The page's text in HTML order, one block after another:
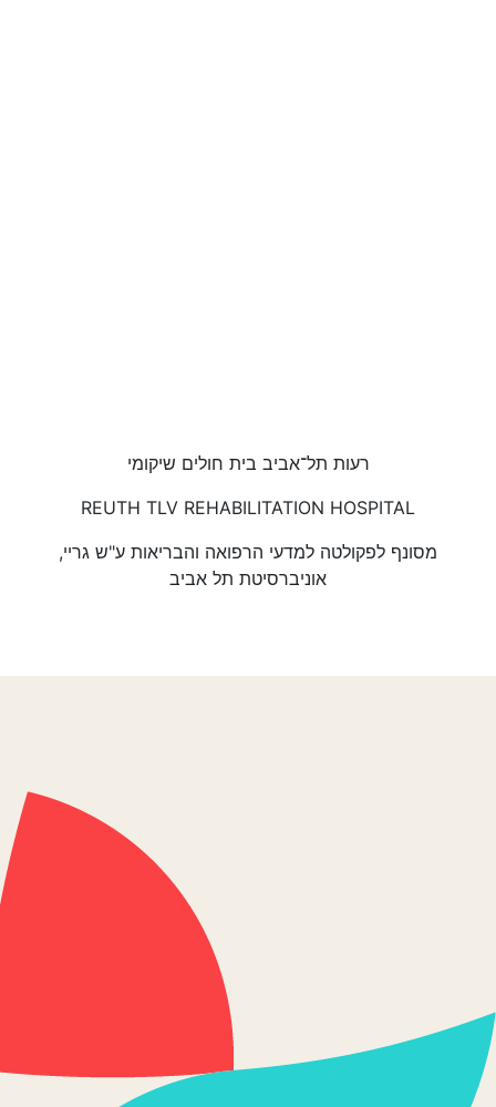
רעות תל־אביב בית חולים שיקומי
REUTH TLV REHABILITATION HOSPITAL
מסונף לפקולטה למדעי הרפואה והבריאות ע"ש גריי,
אוניברסיטת תל אביב